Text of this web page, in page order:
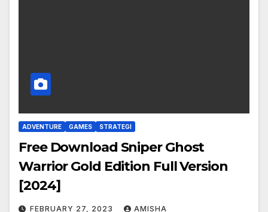
ADVENTURE GAMES STRATEGI
Free Download Sniper Ghost
Warrior Gold Edition Full Version
[2024]
FEBRUARY 27, 2023 AMISHA